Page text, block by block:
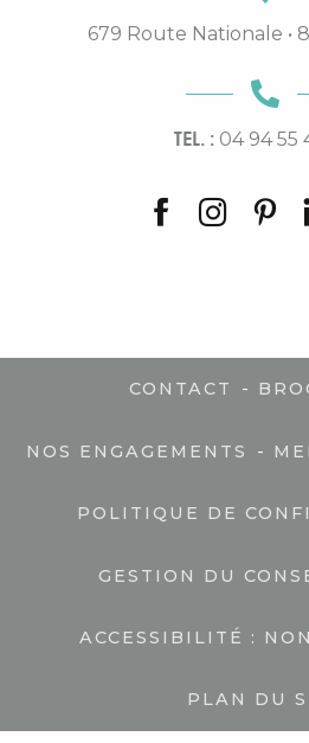
679 Route Nationale •
TEL. : 04 94 55
CONTACT -
NOS ENGAGEMENTS -
POLITIQUE DE
GESTION DU
ACCESSIBILITÉ :
PLAN DU